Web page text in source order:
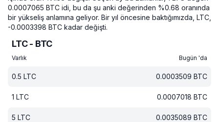
0.0007065 BTC idi, bu da şu anki değerinden %0.68 oranında
bir yükseliş anlamına geliyor. Bir yıl öncesine baktığımızda, LTC,
-0.0003398 BTC kadar değişti.
LTC - BTC
Varlık Bugün 'da
0.5 LTC 0.0003509 BTC
1 LTC 0.0007018 BTC
5 LTC 0.0035089 BTC